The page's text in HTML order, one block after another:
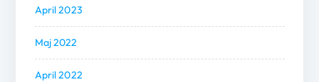
April 2023
Maj 2022
April 2022